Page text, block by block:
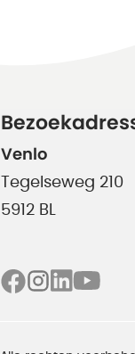
Venlo
Tegelseweg 210
5912 BL